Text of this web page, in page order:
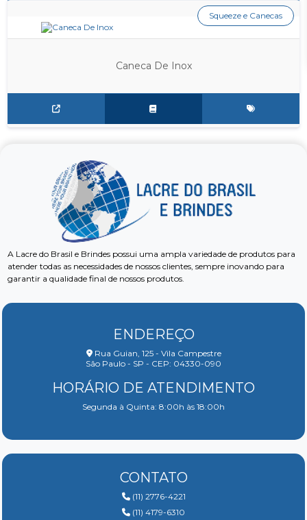
Caneca De Inox
Squeeze e Canecas
A Lacre do Brasil e Brindes possui uma ampla variedade de produtos para
atender todas as necessidades de nossos clientes, sempre inovando para
garantir a qualidade final de nossos produtos.
ENDEREÇO
Rua Guian, 125 - Vila Campestre
São Paulo - SP - CEP: 04330-090
HORÁRIO DE ATENDIMENTO
Segunda à Quinta: 8:00h às 18:00h
CONTATO
(11) 2776-4221
(11) 4179-6310